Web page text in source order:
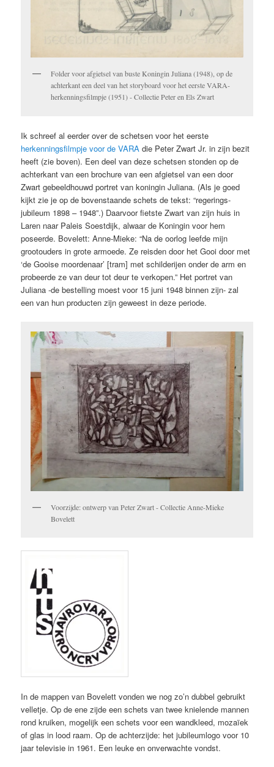
Folder voor afgietsel van buste Koningin Juliana (1948), op de
achterkant een deel van het storyboard voor het eerste VARA-
herkenningsfilmpje (1951) - Collectie Peter en Els Zwart
Ik schreef al eerder over de schetsen voor het eerste
herkenningsfilmpje voor de VARA die Peter Zwart Jr. in zijn bezit
heeft (zie boven). Een deel van deze schetsen stonden op de
achterkant van een brochure van een afgietsel van een door
Zwart gebeeldhouwd portret van koningin Juliana. (Als je goed
kijkt zie je op de bovenstaande schets de tekst: “regerings-
jubileum 1898 – 1948”.) Daarvoor fietste Zwart van zijn huis in
Laren naar Paleis Soestdijk, alwaar de Koningin voor hem
poseerde. Bovelett: Anne-Mieke: “Na de oorlog leefde mijn
grootouders in grote armoede. Ze reisden door het Gooi door met
‘de Gooise moordenaar’ [tram] met schilderijen onder de arm en
probeerde ze van deur tot deur te verkopen.” Het portret van
Juliana -de bestelling moest voor 15 juni 1948 binnen zijn- zal
een van hun producten zijn geweest in deze periode.
Voorzijde: ontwerp van Peter Zwart - Collectie Anne-Mieke
Bovelett
In de mappen van Bovelett vonden we nog zo’n dubbel gebruikt
velletje. Op de ene zijde een schets van twee knielende mannen
rond kruiken, mogelijk een schets voor een wandkleed, mozaïek
of glas in lood raam. Op de achterzijde: het jubileumlogo voor 10
jaar televisie in 1961. Een leuke en onverwachte vondst.